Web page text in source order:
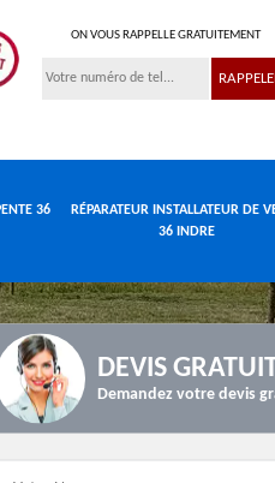
ON VOUS RAPPELLE GRATUITEMENT
36
RÉPARATEUR INSTALLATEUR DE
36 INDRE
Travaux de charpente
36 Indre
DEVIS
Demandez votre devis